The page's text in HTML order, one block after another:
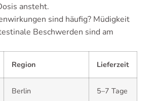
ansteht.
sind häufig? Müdigkeit
Beschwerden sind am
Region Lieferzeit
Berlin 5–7 Tage